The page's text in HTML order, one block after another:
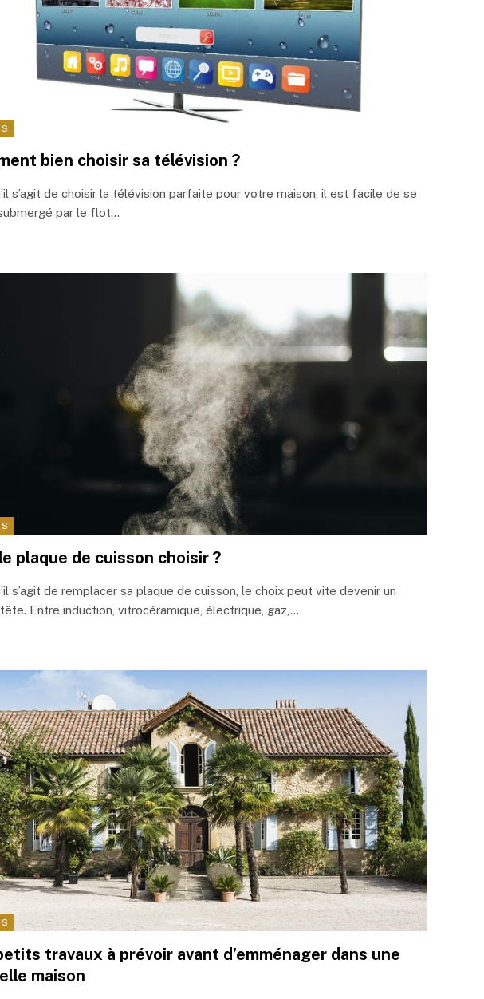
bien choisir sa télévision ?
s’agit de choisir la télévision parfaite pour votre maison, il est facile de se
par le flot…
plaque de cuisson choisir ?
s’agit de remplacer sa plaque de cuisson, le choix peut vite devenir un
Entre induction, vitrocéramique, électrique, gaz,…
travaux à prévoir avant d’emménager dans une
maison